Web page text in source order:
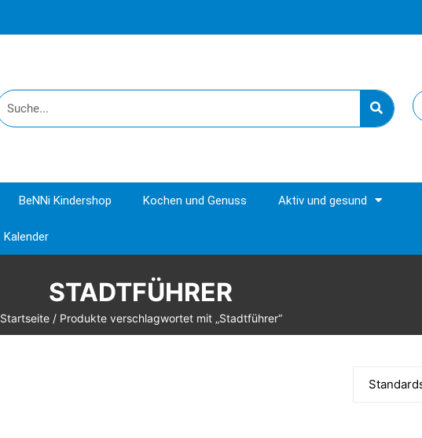
BeNNi Kindershop Kochen und Genuss Aktiv und gesund
Kalender
STADTFÜHRER
Startseite/ Produkte verschlagwortet mit „Stadtführer“